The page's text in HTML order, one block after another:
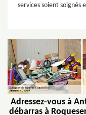
services soient soignés
Adressez-vous à
débarras à